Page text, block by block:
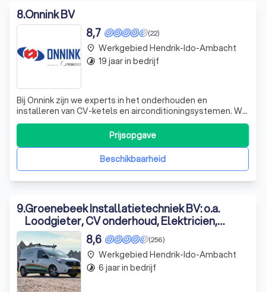
8.Onnink BV
(22)
8,7
Bij Onnink zijn we experts in het onderhouden en
installeren van CV-ketels en airconditioningsystemen. We
begrijpen dat een goed functionerende CV-ketel
essentieel is voor uw comfort, vooral tijdens de koude
wintermaanden. Daarom bieden we een uitgebreid
onderhoudsabonnement aan, waarbij we jaarlijk
Beschikbaarheid
Prijsopgave
place Werkgebied Hendrik-Ido-Ambacht
timelapse 19 jaar in bedrijf
9.Groenebeek Installatietechniek BV: o.a.
Loodgieter, CV onderhoud, Elektricien,
Stukadoor.
(256)
8,6
place Werkgebied Hendrik-Ido-Ambacht
timelapse 6 jaar in bedrijf